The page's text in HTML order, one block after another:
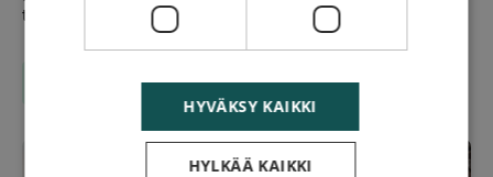
tehdä.
HYVÄKSY KAIKKI
HYLKÄÄ KAIKKI